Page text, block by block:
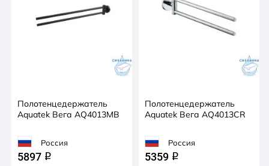
Полотенцедержатель
Aquatek Вега AQ4013MB
Россия
5897 q
Полотенцедержатель
Aquatek Вега AQ4013CR
Россия
5359 q